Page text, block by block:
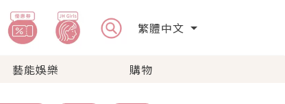
繁體中文
藝能娛樂 購物